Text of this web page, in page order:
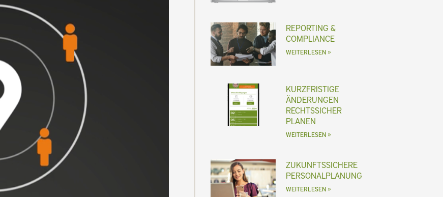
REPORTING &
COMPLIANCE
WEITERLESEN »
KURZFRISTIGE
ÄNDERUNGEN
RECHTSSICHER
PLANEN
WEITERLESEN »
ZUKUNFTSSICHERE
PERSONALPLANUNG
WEITERLESEN »